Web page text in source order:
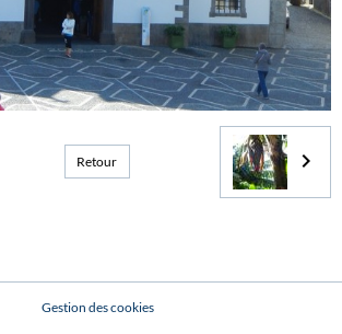
Retour
Gestion des cookies